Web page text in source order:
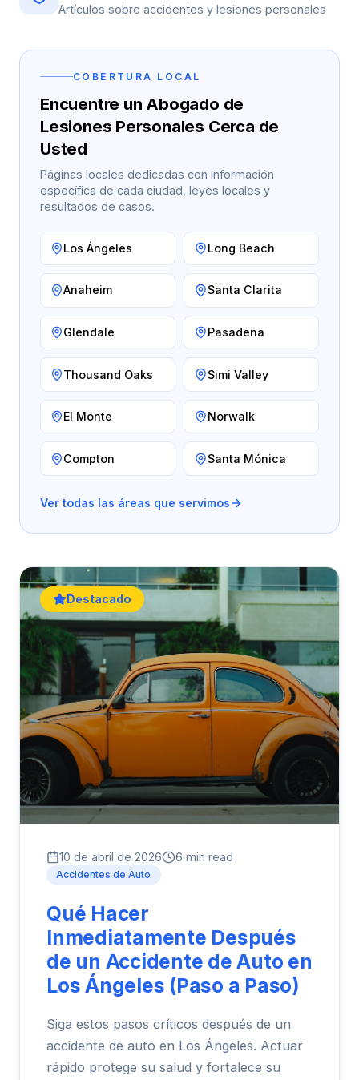
Accidentes de Camión
Accidentes de Motocicleta
Accidentes de Uber/Lyft
Lesiones Catastróficas
Lesión Cerebral Traumática
Muerte por Negligencia
Mordeduras de Perro
Daños a Propiedad
Lesiones Personales
→
Derechos del Empleado
Discriminación Laboral
Despido Injustificado
Salarios y Horas
Licencias y Acomodaciones
Represalias y Denuncias
Indemnización y Contratos
Asuntos Ejecutivos
(888) 585-2529
Artículos sobre accidentes y lesiones personales
COBERTURA LOCAL
Encuentre un Abogado de
Lesiones Personales Cerca de
Usted
Páginas locales dedicadas con información
específica de cada ciudad, leyes locales y
resultados de casos.
Los Ángeles Long Beach
Anaheim Santa Clarita
Glendale Pasadena
Thousand Oaks Simi Valley
El Monte Norwalk
Compton Santa Mónica
Ver todas las áreas que servimos
Destacado
10 de abril de 2026 6 min read
Accidentes de Auto
Qué Hacer
Inmediatamente Después
de un Accidente de Auto en
Los Ángeles (Paso a Paso)
Siga estos pasos críticos después de un
accidente de auto en Los Ángeles. Actuar
rápido protege su salud y fortalece su